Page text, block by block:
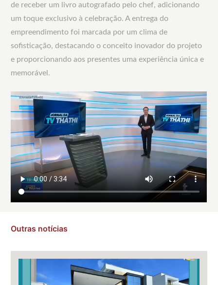
de receber um livro autografado pelo chef, adicionando
um toque exclusivo à celebração. A entrega do
empreendimento foi marcada por um clima de
sofisticação, destacando o conceito inovador do projeto
e proporcionando aos presentes uma experiência única e
memorável.
Outras notícias